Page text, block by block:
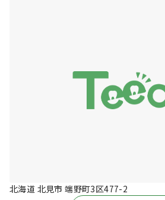
北海道 北見市 端野町3区477-2